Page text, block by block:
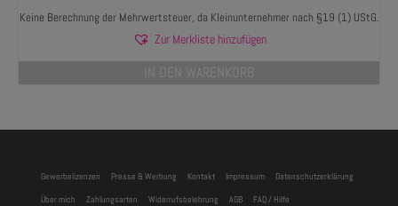
Keine Berechnung der Mehrwertsteuer, da Kleinunternehmer nach §19 (1) UStG.
Zur Merkliste hinzufügen
IN DEN WARENKORB
Gewerbelizenzen Presse & Werbung Kontakt Impressum
Datenschutzerklärung
Über mich
Zahlungsarten Widerrufsbelehrung AGB FAQ / Hilfe